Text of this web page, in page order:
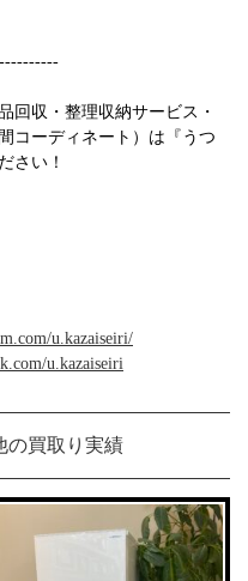
回収・整理収納サービス・
コーディネート）は『うつ
さい！
u.kazaiseiri/
u.kazaiseiri
の買取り実績